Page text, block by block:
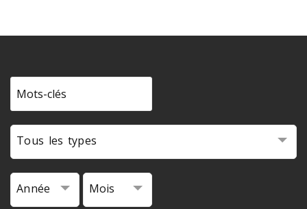
Tous les types
Année Mois